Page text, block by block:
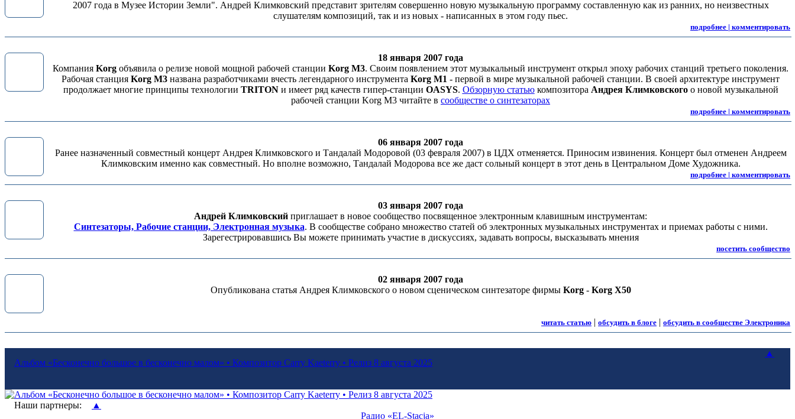
2007 года в Музее Истории Земли". Андрей Климковский представит зрителям совершенно новую музыкальную программу составленную как из ранних, но неизвестных
слушателям композиций, так и из новых - написанных в этом году пьес.
подробнее | комментировать
18 января 2007 года
Компания Korg объявила о релизе новой мощной рабочей станции Korg M3. Своим появлением этот музыкальный инструмент открыл эпоху рабочих станций третьего поколения.
Рабочая станция Korg M3 названа разработчиками вчесть легендарного инструмента Korg M1 - первой в мире музыкальной рабочей станции. В своей архитектуре инструмент
продолжает многие принципы технологии TRITONи имеет ряд качеств гипер-станции OASYS. Обзорную статьюкомпозитора Андрея Климковскогоо новой музыкальной
рабочей станции Korg M3 читайте в сообществе о синтезаторах
подробнее | комментировать
06 января 2007 года
Ранее назначенный совместный концерт Андрея Климковского и Тандалай Модоровой (03 февраля 2007) в ЦДХ отменяется. Приносим извинения. Концерт был отменен Андреем
Климковским именно как совместный. Но вполне возможно, Тандалай Модорова все же даст сольный концерт в этот день в Центральном Доме Художника.
подробнее | комментировать
03 января 2007 года
Андрей Климковский приглашает в новое сообщество посвященное электронным клавишным инструментам:
Синтезаторы, Рабочие станции, Электронная музыка. В сообществе собрано множество статей об электронных музыкальных инструментах и приемах работы с ними.
Зарегестрировавшись Вы можете принимать участие в дискуссиях, задавать вопросы, высказывать мнения
посетить сообщество
02 января 2007 года
Опубликована статья Андрея Климковского о новом сценическом синтезаторе фирмы Korg- Korg X50
читать статью | обсудить в блоге | обсудить в сообществе Электроника
Альбом «Бесконечно большое в бесконечно малом» • Композитор Carry Kaeterry • Релиз 8 августа 2025
▲
Наши партнеры:
▲
Радио «EL-Stacja»